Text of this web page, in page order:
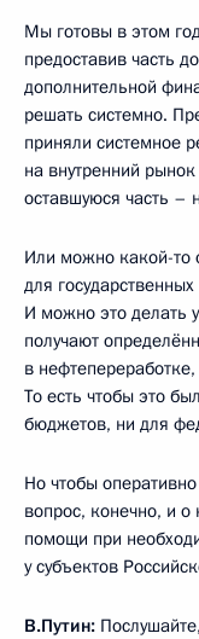
Мы готовы в этом
предоставив часть
дополнительной
решать системно.
приняли системное
на внутренний
оставшуюся часть –
Или можно какой-то
для
И можно это делать
получают
в
То есть чтобы это
бюджетов, ни для
Но чтобы
вопрос, конечно, и
помощи при
у субъектов
В.Путин: